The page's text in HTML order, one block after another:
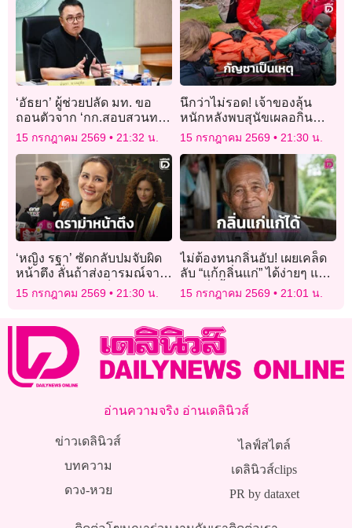
‘อัธยา’ ผู้ช่วยปลัด มท. ขอ
ถอนตัวจาก ‘กก.สอบสวนทาง
วินัยอย่างร้ายแรง’ เคส
‘ทุจริตสอบท้องถิ่น’ เหตุอาจมี
ส่วนได้ – เสีย ถูกไต่สวน
15 กรกฎาคม 2569 21:32 น.
นึกว่าไม่รอด! เจ้าของลุ้น
หนักหลังพบสุนัขเผลอกิน
กัญชาขณะเดินป่าจนหมดสติ
ต้องหามลงเขา
15 กรกฎาคม 2569 21:30 น.
‘หญิง รฐา’ ซัดกลับปมจับผิด
หน้าตึง ลั่นถ้าส่งอารมณ์จาก
ข้างในยังไงคนดูก็อิน
15 กรกฎาคม 2569 21:30 น.
ไม่ต้องทนกลิ่นอับ! เผยเคล็ด
ลับ “แก้กลิ่นแก่” ได้ง่ายๆ แค่
ปรับสิ่งนี้!
15 กรกฎาคม 2569 21:01 น.
อ่านความจริง อ่านเดลินิวส์
ข่าวเดลินิวส์
บทความ
ดวง-หวย
ไลฟ์สไตล์
เดลินิวส์clips
PR by dataxet